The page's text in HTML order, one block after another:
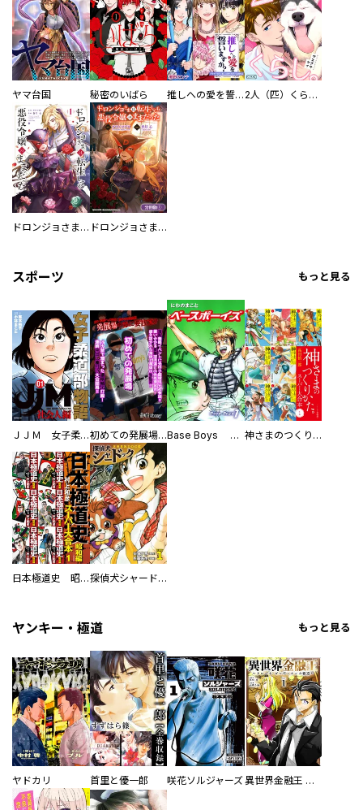
ヤマ台国 秘密のいばら 推しへの愛を誓いますか？～アラサー女子、推しは逃げぬが人生逃げる～ 2人（匹）くらし。
ドロンジョさまは転生しても悪役令嬢のままだった ドロンジョさまは転生しても悪役令嬢のままだった【分冊版】
スポーツ もっと見る
ＪＪＭ 女子柔道部物語 社会人編 初めての発展場 【白抜き修正版】 Base Boys 新装版 神さまのつくりかた。スーパー大合本
日本極道史 昭和編 スーパー大合本 探偵犬シャードック（新装版）
ヤンキー・極道 もっと見る
ヤドカリ 首里と優一郎 咲花ソルジャーズ 異世界金融王 ～クローネ・ゴルディオンの覇道～